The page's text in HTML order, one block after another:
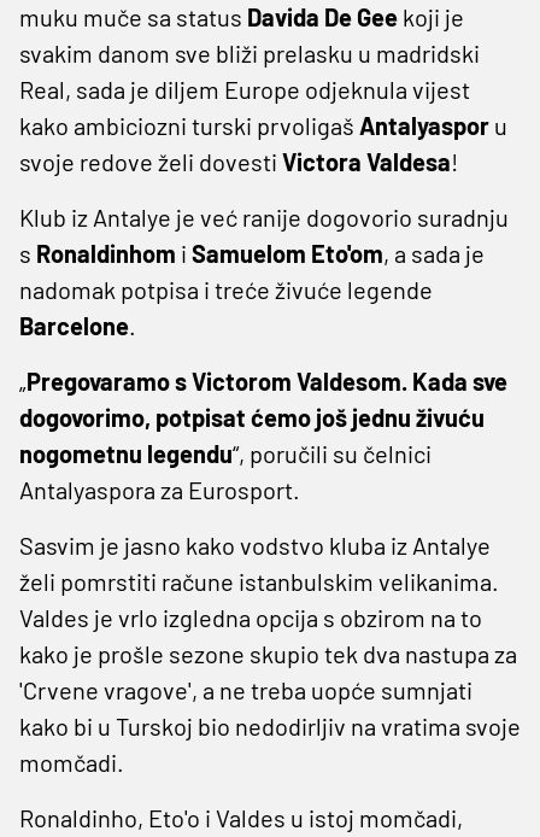
muku muče sa status Davida De Gee koji je
svakim danom sve bliži prelasku u madridski
Real, sada je diljem Europe odjeknula vijest
kako ambiciozni turski prvoligaš Antalyaspor u
svoje redove želi dovesti Victora Valdesa!
Klub iz Antalye je već ranije dogovorio suradnju
s Ronaldinhom i Samuelom Eto'om, a sada je
nadomak potpisa i treće živuće legende
Barcelone.
„Pregovaramo s Victorom Valdesom. Kada sve
dogovorimo, potpisat ćemo još jednu živuću
nogometnu legendu“, poručili su čelnici
Antalyaspora za Eurosport.
Sasvim je jasno kako vodstvo kluba iz Antalye
želi pomrstiti račune istanbulskim velikanima.
Valdes je vrlo izgledna opcija s obzirom na to
kako je prošle sezone skupio tek dva nastupa za
'Crvene vragove', a ne treba uopće sumnjati
kako bi u Turskoj bio nedodirljiv na vratima svoje
momčadi.
Ronaldinho, Eto'o i Valdes u istoj momčadi,